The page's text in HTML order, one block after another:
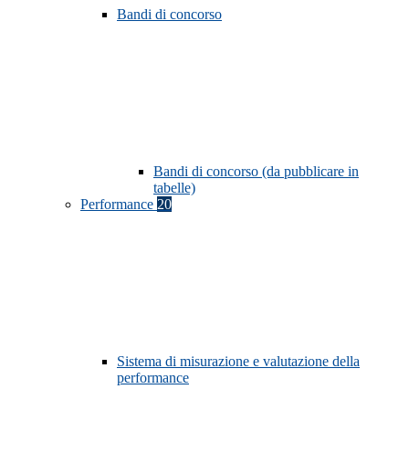
Bandi di concorso
Bandi di concorso (da pubblicare in
tabelle)
Performance 20
Sistema di misurazione e valutazione della
performance